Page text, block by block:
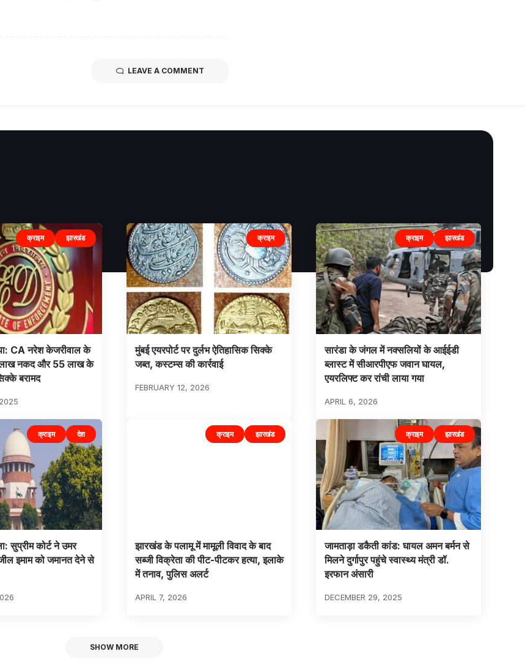
LEAVE A COMMENT
क्राइम झारखंड
CA नरेश केजरीवाल के
नकद और 55 लाख के
बरामद
क्राइम
मुंबई एयरपोर्ट पर दुर्लभ ऐतिहासिक सिक्के
जब्त, कस्टम्स की कार्रवाई
FEBRUARY 12, 2026
क्राइम झारखंड
सारंडा के जंगल में नक्सलियों के आईईडी
ब्लास्ट में सीआरपीएफ जवान घायल,
एयरलिफ्ट कर रांची लाया गया
APRIL 6, 2026
क्राइम देश
सुप्रीम कोर्ट ने उमर
इमाम को जमानत देने से
क्राइम झारखंड
झारखंड के पलामू में मामूली विवाद के बाद
सब्जी विक्रेता की पीट-पीटकर हत्या, इलाके
में तनाव, पुलिस अलर्ट
APRIL 7, 2026
क्राइम झारखंड
जामताड़ा डकैती कांड: घायल अमन बर्मन से
मिलने दुर्गापुर पहुंचे स्वास्थ्य मंत्री डॉ.
इरफान अंसारी
DECEMBER 29, 2025
SHOW MORE